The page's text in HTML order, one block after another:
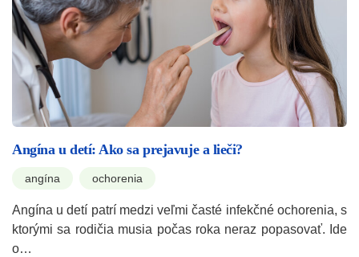
Angína u detí: Ako sa prejavuje a lieči?
angína ochorenia
Angína u detí patrí medzi veľmi časté infekčné ochorenia, s
ktorými sa rodičia musia počas roka neraz popasovať. Ide
o…